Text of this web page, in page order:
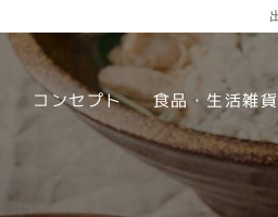
コンセプト 食品・生活雑貨